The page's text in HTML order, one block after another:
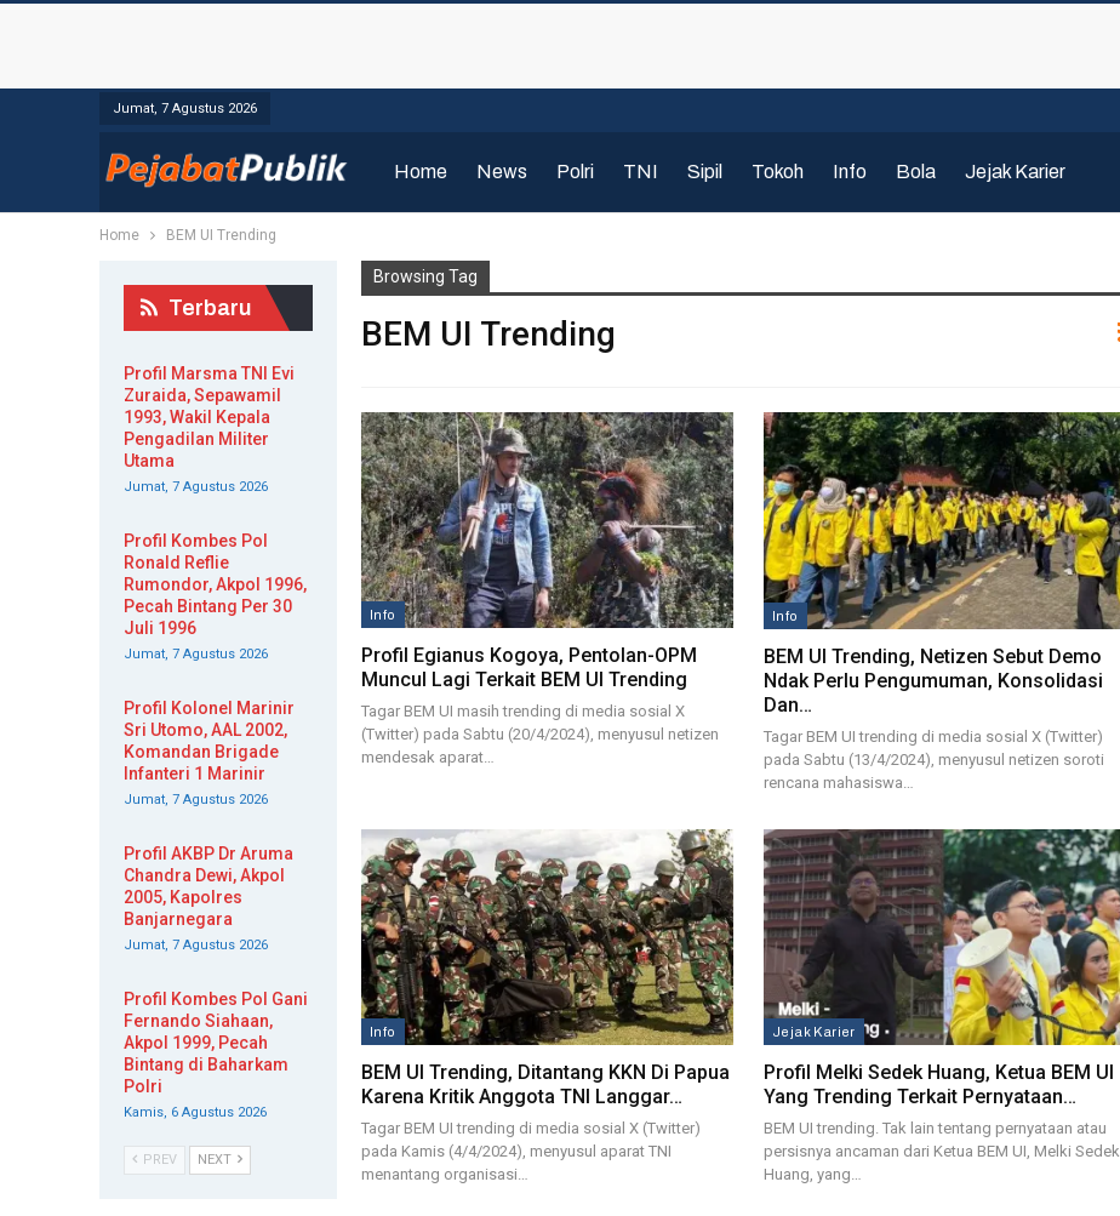
Jumat, 7 Agustus 2026
Home News Polri TNI Sipil Tokoh Info Bola Jejak Karier
Home BEM UI Trending
Browsing Tag
BEM UI Trending
Info
Profil Egianus Kogoya, Pentolan-OPM
Muncul Lagi Terkait BEM UI Trending
Tagar BEM UI masih trending di media sosial X
(Twitter) pada Sabtu (20/4/2024), menyusul netizen
mendesak aparat…
Info
BEM UI Trending, Netizen Sebut Demo
Ndak Perlu Pengumuman, Konsolidasi
Dan…
Tagar BEM UI trending di media sosial X (Twitter)
pada Sabtu (13/4/2024), menyusul netizen soroti
rencana mahasiswa…
Info
BEM UI Trending, Ditantang KKN Di Papua
Karena Kritik Anggota TNI Langgar…
Tagar BEM UI trending di media sosial X (Twitter)
pada Kamis (4/4/2024), menyusul aparat TNI
menantang organisasi…
Jejak Karier
Profil Melki Sedek Huang, Ketua BEM UI
Yang Trending Terkait Pernyataan…
BEM UI trending. Tak lain tentang pernyataan atau
persisnya ancaman dari Ketua BEM UI, Melki Sedek
Huang, yang…
Terbaru
Profil Marsma TNI Evi
Zuraida, Sepawamil
1993, Wakil Kepala
Pengadilan Militer
Utama
Jumat, 7 Agustus 2026
Profil Kombes Pol
Ronald Reflie
Rumondor, Akpol 1996,
Pecah Bintang Per 30
Juli 1996
Jumat, 7 Agustus 2026
Profil Kolonel Marinir
Sri Utomo, AAL 2002,
Komandan Brigade
Infanteri 1 Marinir
Jumat, 7 Agustus 2026
Profil AKBP Dr Aruma
Chandra Dewi, Akpol
2005, Kapolres
Banjarnegara
Jumat, 7 Agustus 2026
Profil Kombes Pol Gani
Fernando Siahaan,
Akpol 1999, Pecah
Bintang di Baharkam
Polri
Kamis, 6 Agustus 2026
PREV NEXT